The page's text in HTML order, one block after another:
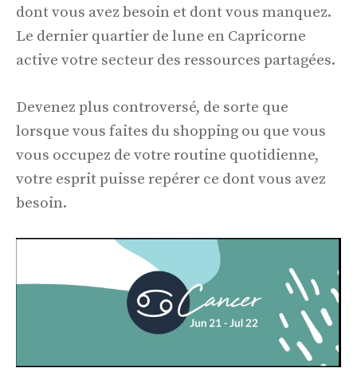
dont vous avez besoin et dont vous manquez.
Le dernier quartier de lune en Capricorne
active votre secteur des ressources partagées.
Devenez plus controversé, de sorte que
lorsque vous faites du shopping ou que vous
vous occupez de votre routine quotidienne,
votre esprit puisse repérer ce dont vous avez
besoin.